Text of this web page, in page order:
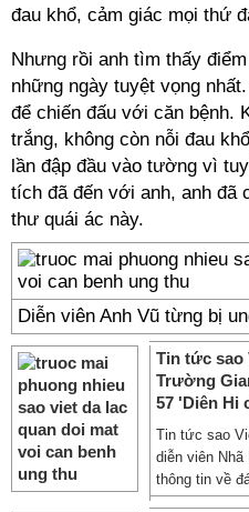
đau khổ, cảm giác mọi thứ
Nhưng rồi anh tìm thấy
những ngày tuyệt vọng
để chiến đấu với căn bệnh.
trắng, không còn nỗi đau
lần đập đầu vào tường vì
tích đã đến với anh, anh đã
thư quái ác này.
Diễn viên Anh Vũ từng bị
Tin tức sao
Trường
57 'Diên Hi
Tin tức sao
diễn viên
thông tin về